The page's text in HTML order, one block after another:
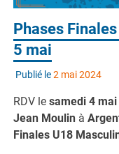
Phases
5 mai
Publié le2 mai 2024
RDV lesamedi 4 mai
Jean Moulin à
Finales U18